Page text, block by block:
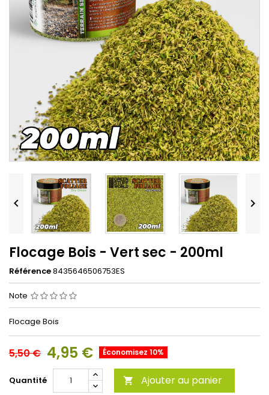
 
Flocage Bois - Vert sec - 200ml
Référence8435646506753ES
Note
Flocage Bois
5,50 € 4,95 € Économisez 10%
Quantité  Ajouter au panier